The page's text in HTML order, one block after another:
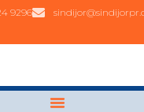
9296